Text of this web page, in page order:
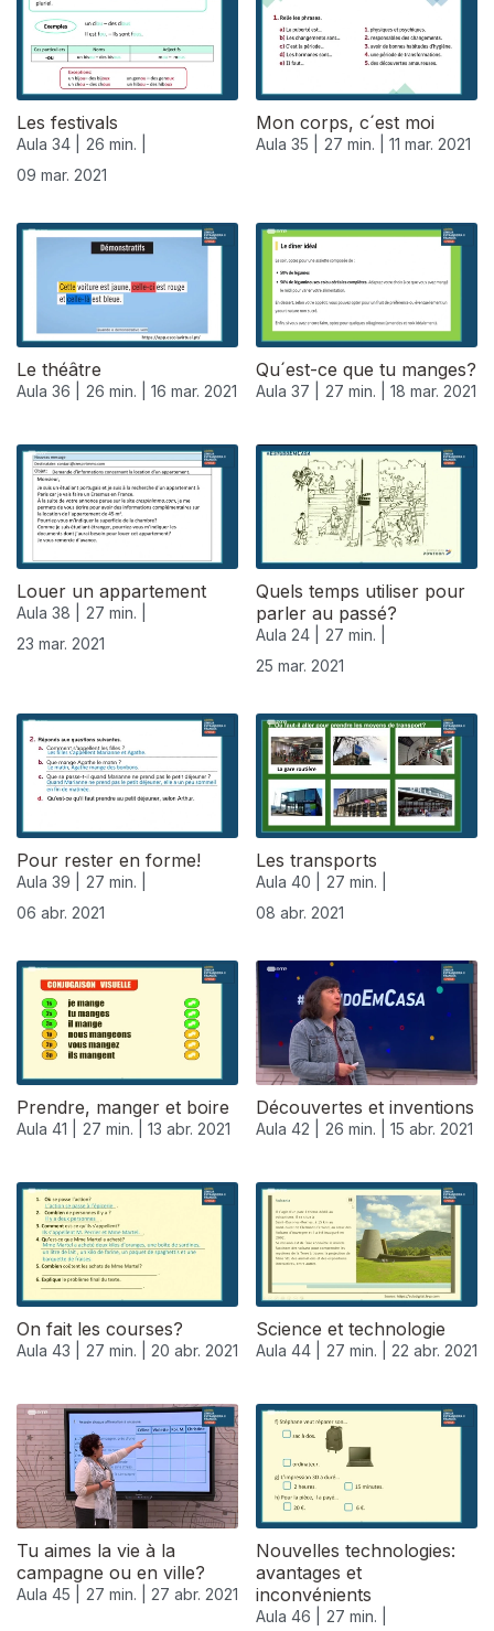
Les festivals
Aula 34 |
26 min. |
09 mar. 2021
Mon corps, c´est moi
Aula 35 | 27 min. | 11 mar. 2021
Le théâtre
Aula 36 | 26 min. | 16 mar. 2021
Qu´est-ce que tu manges?
Aula 37 | 27 min. | 18 mar. 2021
Louer un appartement
Aula 38 |
27 min. |
23 mar. 2021
Quels temps utiliser pour
parler au passé?
Aula 24 |
27 min. |
25 mar. 2021
Pour rester en forme!
Aula 39 |
27 min. |
06 abr. 2021
Les transports
Aula 40 |
27 min. |
08 abr. 2021
Prendre, manger et boire
Aula 41 | 27 min. | 13 abr. 2021
Découvertes et inventions
Aula 42 | 26 min. | 15 abr. 2021
On fait les courses?
Aula 43 | 27 min. | 20 abr. 2021
Science et technologie
Aula 44 | 27 min. | 22 abr. 2021
Tu aimes la vie à la
campagne ou en ville?
Aula 45 | 27 min. | 27 abr. 2021
Nouvelles technologies:
avantages et
inconvénients
Aula 46 | 27 min. |
540396